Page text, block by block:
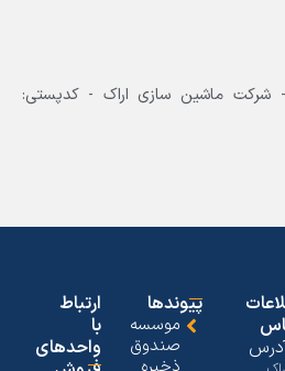
ماشین سازی اراک - کدپستی:
پیوندها
موسسه
صندوق
ارتباط
با
واحدهای